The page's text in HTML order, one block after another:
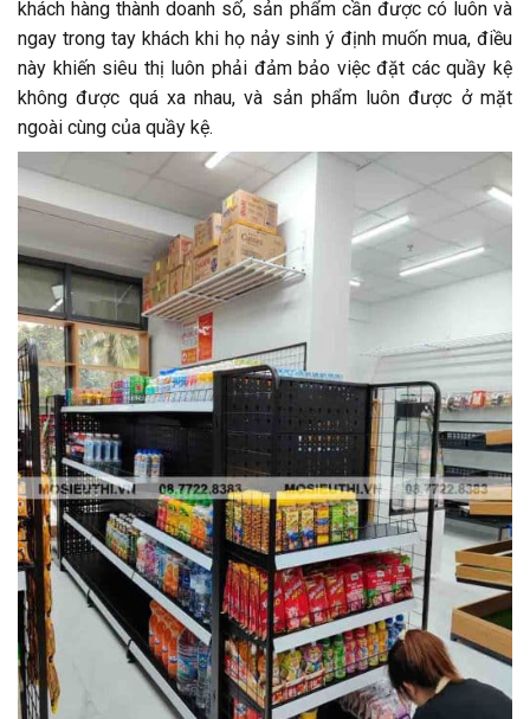
khách hàng thành doanh số, sản phẩm cần được có luôn và
ngay trong tay khách khi họ nảy sinh ý định muốn mua, điều
này khiến siêu thị luôn phải đảm bảo việc đặt các quầy kệ
không được quá xa nhau, và sản phẩm luôn được ở mặt
ngoài cùng của quầy kệ.